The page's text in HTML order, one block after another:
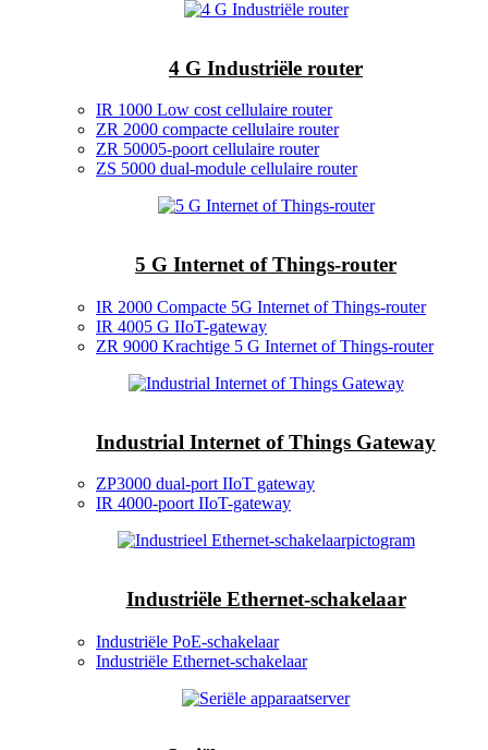
4 G Industriële router
IR 1000 Low cost cellulaire router
ZR 2000 compacte cellulaire router
ZR 50005-poort cellulaire router
ZS 5000 dual-module cellulaire router
5 G Internet of Things-router
IR 2000 Compacte 5G Internet of Things-router
IR 4005 G IIoT-gateway
ZR 9000 Krachtige 5 G Internet of Things-router
Industrial Internet of Things Gateway
ZP3000 dual-port IIoT gateway
IR 4000-poort IIoT-gateway
Industriële Ethernet-schakelaar
Industriële PoE-schakelaar
Industriële Ethernet-schakelaar